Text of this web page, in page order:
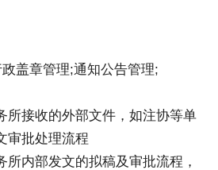
盖章管理;通知公告管理;
所接收的外部文件，如注协等单
审批处理流程
所内部发文的拟稿及审批流程，